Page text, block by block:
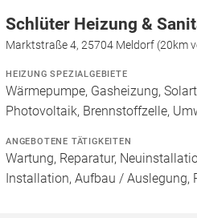
Schlüter Heizung &
Marktstraße 4, 25704 Meldorf (20km
HEIZUNG SPEZIALGEBIETE
Wärmepumpe, Gasheizung,
Photovoltaik, Brennstoffzelle,
ANGEBOTENE TÄTIGKEITEN
Wartung, Reparatur,
Installation, Aufbau / Auslegung,